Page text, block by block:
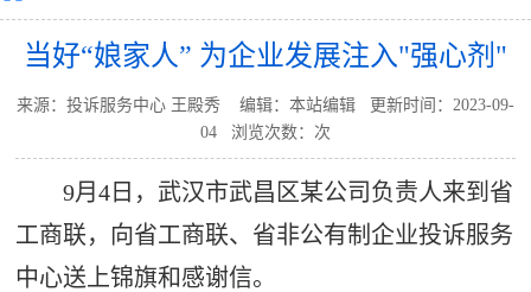
当好“娘家人” 为企业发展注入"强心剂"
来源：投诉服务中心 王殿秀 编辑：本站编辑 更新时间：2023-09-
04 浏览次数： 次
9月4日，武汉市武昌区某公司负责人来到省
工商联，向省工商联、省非公有制企业投诉服务
中心送上锦旗和感谢信。